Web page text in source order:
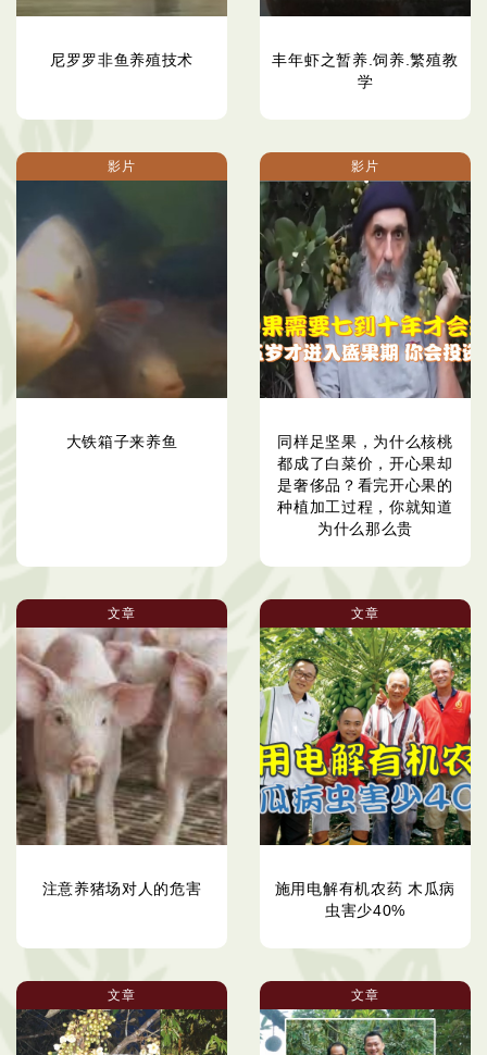
尼罗罗非鱼养殖技术
丰年虾之暂养.饲养.繁殖教
学
影片
大铁箱子来养鱼
影片
同样足坚果，为什么核桃
都成了白菜价，开心果却
是奢侈品？看完开心果的
种植加工过程，你就知道
为什么那么贵
文章
注意养猪场对人的危害
文章
施用电解有机农药 木瓜病
虫害少40%
文章 文章